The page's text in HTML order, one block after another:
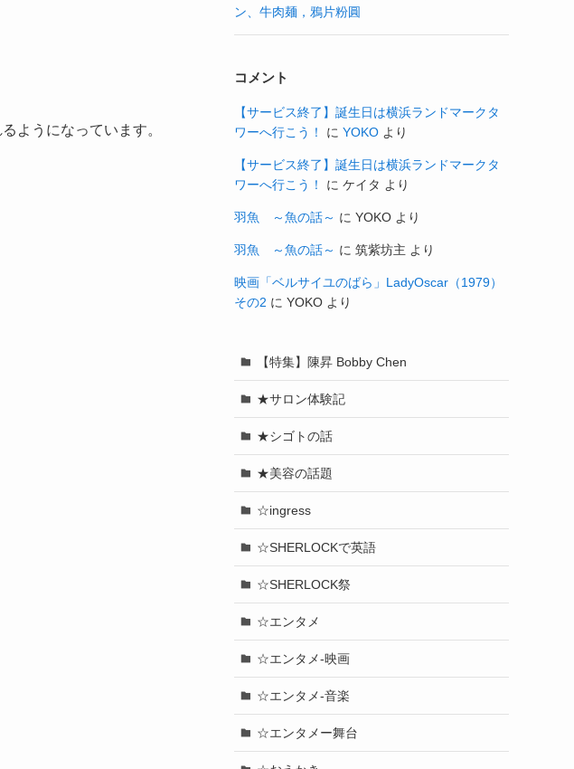
ようになっています。
ン、牛肉麺，鴉片粉圓
コメント
【サービス終了】誕生日は横浜ランドマークタ
ワーへ行こう！
に YOKO より
【サービス終了】誕生日は横浜ランドマークタ
ワーへ行こう！
に ケイタ より
羽魚 ～魚の話～ に YOKO より
羽魚 ～魚の話～ に 筑紫坊主 より
映画「ベルサイユのばら」LadyOscar（1979）
その2 に YOKO より
【特集】陳昇 Bobby Chen
★サロン体験記
★シゴトの話
★美容の話題
☆ingress
☆SHERLOCKで英語
☆SHERLOCK祭
☆エンタメ
☆エンタメ-映画
☆エンタメ-音楽
☆エンタメー舞台